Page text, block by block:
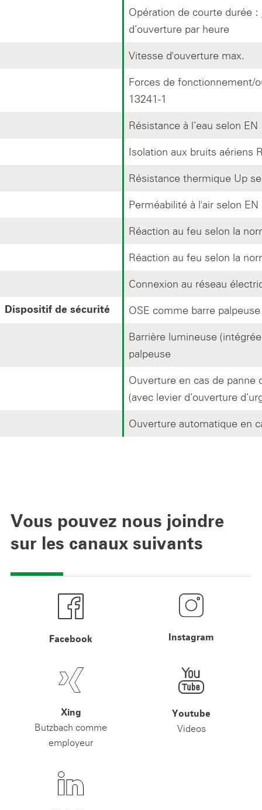
Opération de courte durée :
d‘ouverture par heure
Vitesse d'ouverture max.
Forces de fonctionnement/
13241-1
Résistance à l‘eau selon EN
Isolation aux bruits aériens
Résistance thermique Up
Perméabilité à l'air selon
Réaction au feu selon la
Réaction au feu selon la
Connexion au réseau
Dispositif de sécurité OSE comme barre palpeuse
Barrière lumineuse
palpeuse
Ouverture en cas de panne
(avec levier d‘ouverture
Ouverture automatique en
Vous pouvez nous joindre
sur les canaux suivants
Facebook Instagram
Xing
Butzbach comme
employeur
Youtube
Videos